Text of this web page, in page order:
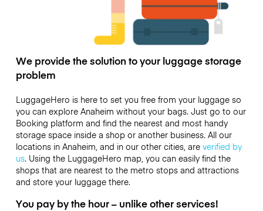
We provide the solution to your luggage storage
problem
LuggageHero is here to set you free from your luggage so
you can explore Anaheim without your bags. Just go to our
Booking platform and find the nearest and most handy
storage space inside a shop or another business. All our
locations in Anaheim, and in our other cities, are verified by
us. Using the LuggageHero map, you can easily find the
shops that are nearest to the metro stops and attractions
and store your luggage there.
You pay by the hour – unlike other services!